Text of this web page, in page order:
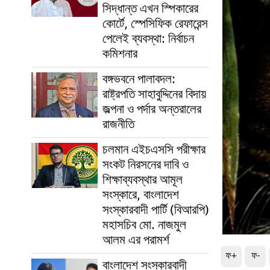
সিদ্ধান্ত এখন স্পিকারের
কোর্টে, স্পেসিফিক রেফারেন্স
পেলেই ব্যবস্থা: নির্বাচন
কমিশনার
বঙ্গভবনে পালাবদল:
রাষ্ট্রপতি সাহাবুদ্দিনের বিদায়
জল্পনা ও পর্দার অন্তরালের
রাজনীতি
চলমান এইচএসসি পরীক্ষার
সংকট নিরসনের দাবি ও
শিক্ষাব্যবস্থার আমূল
সংস্কারে, বাংলাদেশ
সংস্কারবাদী পার্টি (বিআরপি)
মহাসচিব মো. নাজমুল
আলম এর পরামর্শ
ফ+ ফ-